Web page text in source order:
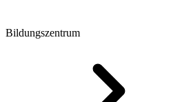
Bildungszentrum